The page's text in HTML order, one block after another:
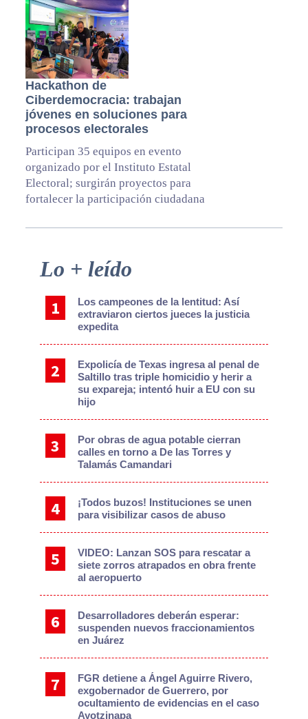
Hackathon de
Ciberdemocracia: trabajan
jóvenes en soluciones para
procesos electorales
Participan 35 equipos en evento
organizado por el Instituto Estatal
Electoral; surgirán proyectos para
fortalecer la participación ciudadana
Primary
Lo + leído
Los campeones de la lentitud: Así
extraviaron ciertos jueces la justicia
expedita
Expolicía de Texas ingresa al penal de
Saltillo tras triple homicidio y herir a
su expareja; intentó huir a EU con su
hijo
Por obras de agua potable cierran
calles en torno a De las Torres y
Talamás Camandari
¡Todos buzos! Instituciones se unen
para visibilizar casos de abuso
VIDEO: Lanzan SOS para rescatar a
siete zorros atrapados en obra frente
al aeropuerto
Desarrolladores deberán esperar:
suspenden nuevos fraccionamientos
en Juárez
FGR detiene a Ángel Aguirre Rivero,
exgobernador de Guerrero, por
ocultamiento de evidencias en el caso
Ayotzinapa